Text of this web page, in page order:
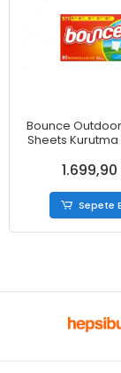
Bounce
Sheets
1.699,90
Sepete